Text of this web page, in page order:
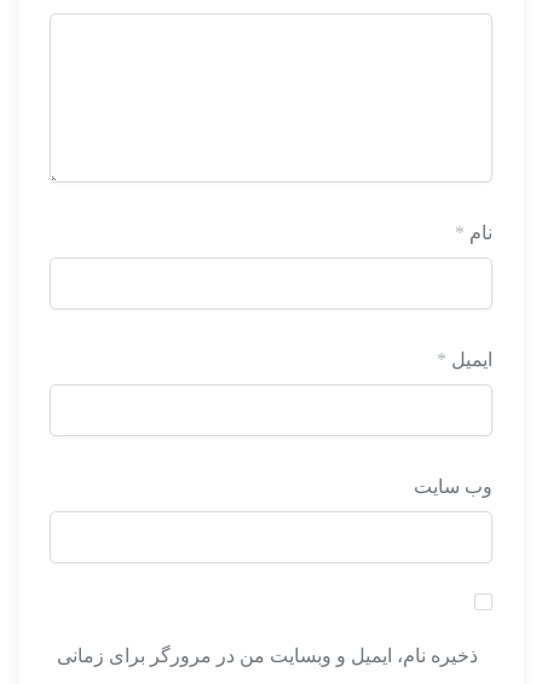
نام *
ایمیل *
وب‌ سایت
ذخیره نام، ایمیل و وبسایت من در مرورگر برای زمانی